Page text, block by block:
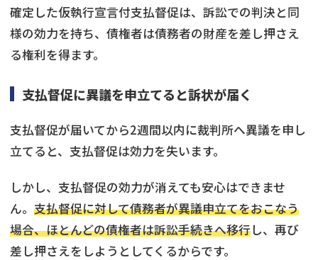
確定した仮執行宣言付支払督促は、訴訟での判決と同
様の効力を持ち、債権者は債務者の財産を差し押さえ
る権利を得ます。
支払督促に異議を申立てると訴状が届く
支払督促が届いてから2週間以内に裁判所へ異議を申し
立てると、支払督促は効力を失います。
しかし、支払督促の効力が消えても安心はできませ
ん。 支払督促に対して債務者が異議申立てをおこなう
場合、ほとんどの債権者は訴訟手続きへ移行し、再び
差し押さえをしようとしてくるからです。